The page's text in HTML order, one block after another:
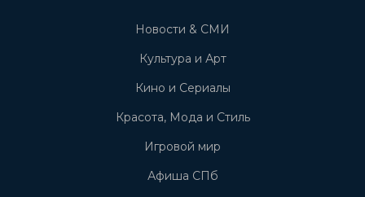
Новости & СМИ
Культура и Арт
Кино и Сериалы
Красота, Мода и Стиль
Игровой мир
Афиша СПб